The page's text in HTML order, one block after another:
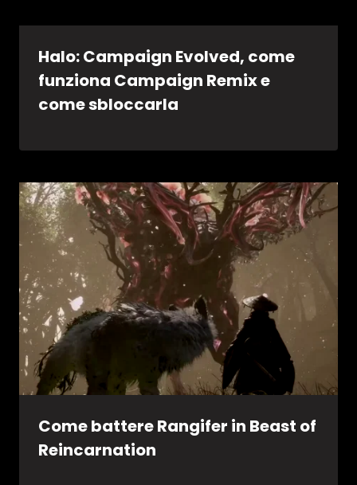
Halo: Campaign Evolved, come
funziona Campaign Remix e
come sbloccarla
Come battere Rangifer in Beast of
Reincarnation